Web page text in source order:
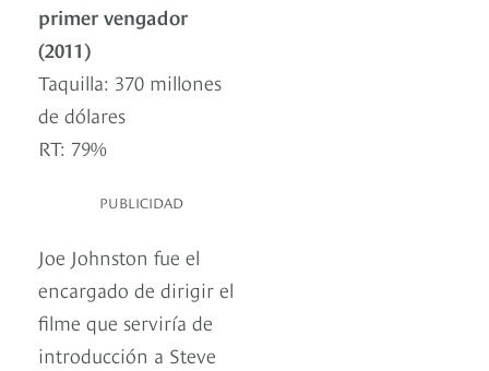
primer vengador
(2011)
Taquilla: 370 millones
de dólares
RT: 79%
PUBLICIDAD
Joe Johnston fue el
encargado de dirigir el
filme que serviría de
introducción a Steve